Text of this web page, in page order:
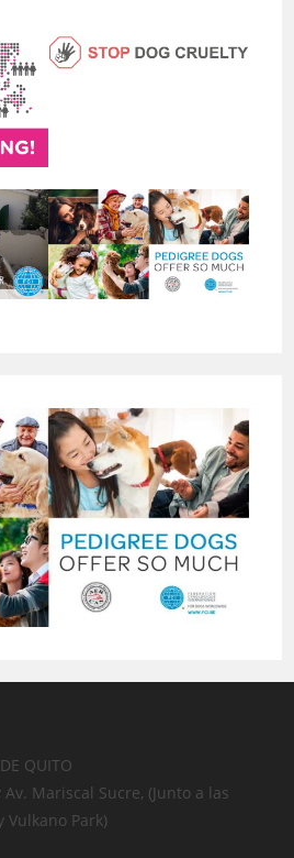
QUITO
Mariscal Sucre, (Junto a las
Park)